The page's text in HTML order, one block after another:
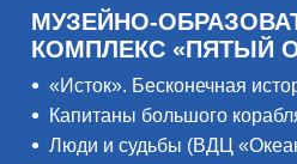
МУЗЕЙНО-
КОМПЛЕКС «ПЯТЫЙ
«Исток». Бесконечная
Капитаны большого
Люди и судьбы (ВДЦ